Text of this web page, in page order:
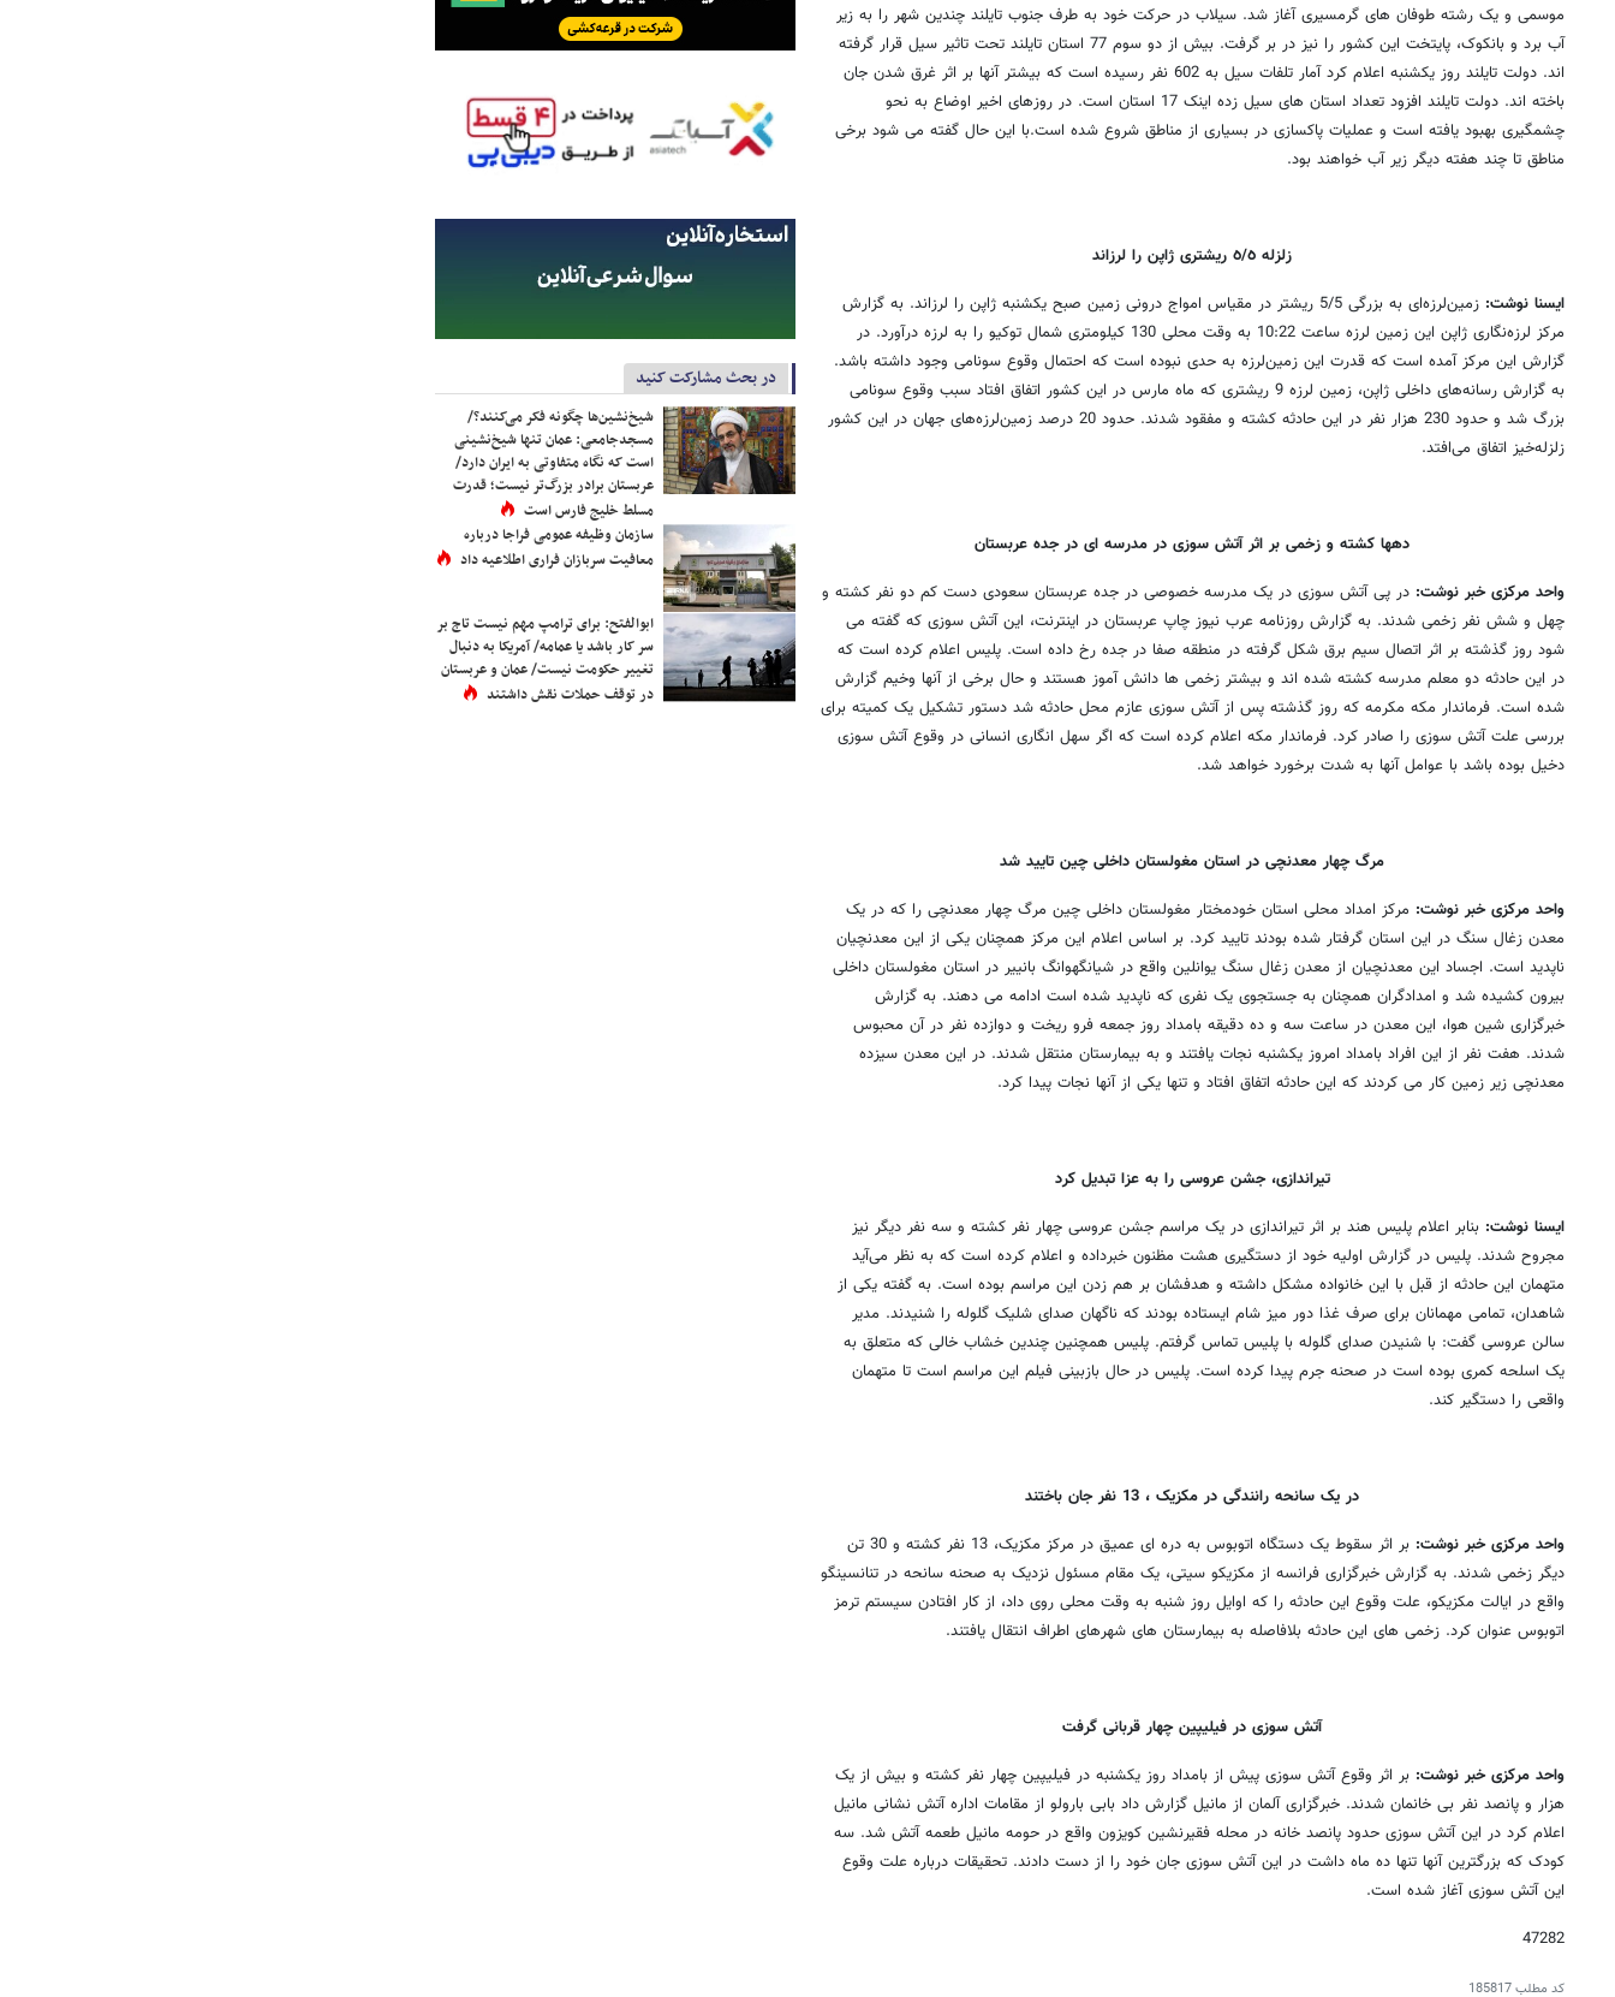
موسمی و یک رشته طوفان های گرمسیری آغاز شد. سیلاب در حرکت خود به طرف جنوب تایلند چندین شهر را به زیر
آب برد و بانکوک، پایتخت این کشور را نیز در بر گرفت. بیش از دو سوم 77 استان تایلند تحت تاثیر سیل قرار گرفته
اند. دولت تایلند روز یکشنبه اعلام کرد آمار تلفات سیل به 602 نفر رسیده است که بیشتر آنها بر اثر غرق شدن جان
باخته اند. دولت تایلند افزود تعداد استان های سیل زده اینک 17 استان است. در روزهای اخیر اوضاع به نحو
چشمگیری بهبود یافته است و عملیات پاکسازی در بسیاری از مناطق شروع شده است.با این حال گفته می شود برخی
مناطق تا چند هفته دیگر زیر آب خواهند بود.
زلزله ‌٥/٥ ریشتری ژاپن را لرزاند
ایسنا نوشت:
زمین‌لرزه‌ای به بزرگی 5/5 ریشتر در مقیاس امواج درونی زمین صبح یکشنبه ژاپن را لرزاند. به گزارش
مرکز لرزه‌نگاری ژاپن این زمین لرزه ساعت 10:22 به وقت محلی 130 کیلومتری شمال توکیو را به لرزه درآورد. در
گزارش این مرکز آمده است که قدرت این زمین‌لرزه به حدی نبوده است که احتمال وقوع سونامی وجود داشته باشد.
به گزارش رسانه‌های داخلی ژاپن، زمین لرزه 9 ریشتری که ماه مارس در این کشور اتفاق افتاد سبب وقوع سونامی
بزرگ شد و حدود 230 هزار نفر در این حادثه کشته و مفقود شدند. حدود 20 درصد زمین‌لرزه‌های جهان در این کشور
زلزله‌خیز اتفاق می‌افتد.
دهها کشته و زخمی بر اثر آتش سوزی در مدرسه ای در جده عربستان
واحد مرکزی خبر نوشت: در پی آتش سوزی در یک مدرسه خصوصی در جده عربستان سعودی دست کم دو نفر کشته و
چهل و شش نفر زخمی شدند. به گزارش روزنامه عرب نیوز چاپ عربستان در اینترنت، این آتش سوزی که گفته می
شود روز گذشته بر اثر اتصال سیم برق شکل گرفته در منطقه صفا در جده رخ داده است. پلیس اعلام کرده است که
در این حادثه دو معلم مدرسه کشته شده اند و بیشتر زخمی ها دانش آموز هستند و حال برخی از آنها وخیم گزارش
شده است. فرماندار مکه مکرمه که روز گذشته پس از آتش سوزی عازم محل حادثه شد دستور تشکیل یک کمیته برای
بررسی علت آتش سوزی را صادر کرد. فرماندار مکه اعلام کرده است که اگر سهل انگاری انسانی در وقوع آتش سوزی
دخیل بوده باشد با عوامل آنها به شدت برخورد خواهد شد.
مرگ چهار معدنچی در استان مغولستان داخلی چین تایید شد
واحد مرکزی خبر نوشت: مرکز امداد محلی استان خودمختار مغولستان داخلی چین مرگ چهار معدنچی را که در یک
معدن زغال سنگ در این استان گرفتار شده بودند تایید کرد. بر اساس اعلام این مرکز همچنان یکی از این معدنچیان
ناپدید است. اجساد این معدنچیان از معدن زغال سنگ یوانلین واقع در شیانگهوانگ بانییر در استان مغولستان داخلی
بیرون کشیده شد و امدادگران همچنان به جستجوی یک نفری که ناپدید شده است ادامه می دهند. به گزارش
خبرگزاری شین هوا، این معدن در ساعت سه و ده دقیقه بامداد روز جمعه فرو ریخت و دوازده نفر در آن محبوس
شدند. هفت نفر از این افراد بامداد امروز یکشنبه نجات یافتند و به بیمارستان منتقل شدند. در این معدن سیزده
معدنچی زیر زمین کار می کردند که این حادثه اتفاق افتاد و تنها یکی از آنها نجات پیدا کرد.
تیراندازی، جشن عروسی را به عزا تبدیل کرد
ایسنا نوشت: بنابر اعلام پلیس هند بر اثر تیراندازی در یک مراسم جشن عروسی چهار نفر کشته و سه نفر دیگر نیز
مجروح شدند. پلیس در گزارش اولیه خود از دستگیری هشت مظنون خبرداده و اعلام کرده است که به نظر می‌آید
متهمان این حادثه از قبل با این خانواده مشکل داشته و هدفشان بر هم زدن این مراسم بوده است. به گفته یکی از
شاهدان، تمامی مهمانان برای صرف غذا دور میز شام ایستاده بودند که ناگهان صدای شلیک گلوله را شنیدند. مدیر
سالن عروسی گفت: با شنیدن صدای گلوله با پلیس تماس گرفتم. پلیس همچنین چندین خشاب خالی که متعلق به
یک اسلحه کمری بوده است در صحنه جرم پیدا کرده است. پلیس در حال بازبینی فیلم این مراسم است تا متهمان
واقعی را دستگیر کند.
در یک سانحه رانندگی در مکزیک ، 13 نفر جان باختند
واحد مرکزی خبر نوشت:
بر اثر سقوط یک دستگاه اتوبوس به دره ای عمیق در مرکز مکزیک، 13 نفر کشته و 30 تن
دیگر زخمی شدند. به گزارش خبرگزاری فرانسه از مکزیکو سیتی، یک مقام مسئول نزدیک به صحنه سانحه در تنانسینگو
واقع در ایالت مکزیکو، علت وقوع این حادثه را که اوایل روز شنبه به وقت محلی روی داد، از کار افتادن سیستم ترمز
اتوبوس عنوان کرد. زخمی های این حادثه بلافاصله به بیمارستان های شهرهای اطراف انتقال یافتند.
آتش سوزی در فیلیپین چهار قربانی گرفت
واحد مرکزی خبر نوشت: بر اثر وقوع آتش سوزی پیش از بامداد روز یکشنبه در فیلیپین چهار نفر کشته و بیش از یک
هزار و پانصد نفر بی خانمان شدند. خبرگزاری آلمان از مانیل گزارش داد بابی بارولو از مقامات اداره آتش نشانی مانیل
اعلام کرد در این آتش سوزی حدود پانصد خانه در محله فقیرنشین کویزون واقع در حومه مانیل طعمه آتش شد. سه
کودک که بزرگترین آنها تنها ده ماه داشت در این آتش سوزی جان خود را از دست دادند. تحقیقات درباره علت وقوع
این آتش سوزی آغاز شده است.
47282
کد مطلب185817
در بحث مشارکت کنید
شیخ‌نشین‌ها چگونه فکر می‌کنند؟/
مسجدجامعی: عمان تنها شیخ‌نشینی
است که نگاه متفاوتی به ایران دارد/
عربستان برادر بزرگ‌تر نیست؛ قدرت
مسلط خلیج فارس است
سازمان وظیفه عمومی فراجا درباره
معافیت سربازان فراری اطلاعیه داد
ابوالفتح: برای ترامپ مهم نیست تاج بر
سر کار باشد یا عمامه/ آمریکا به دنبال
تغییر حکومت نیست/ عمان و عربستان
در توقف حملات نقش داشتند